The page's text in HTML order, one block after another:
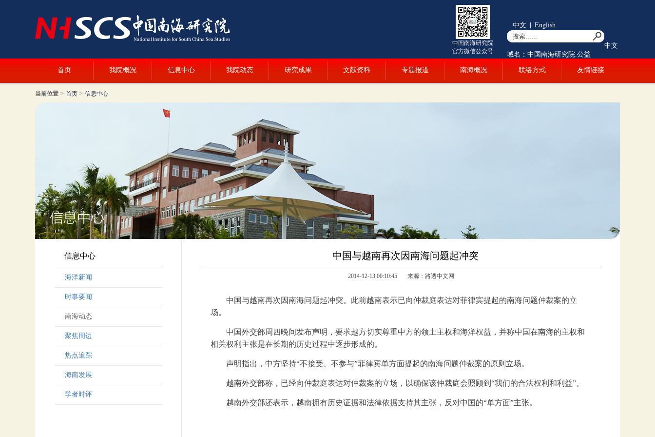
中国南海研究院
官方微信公众号
中文 | English
中文
域名：中国南海研究院.公益
首页 我院概况 信息中心 我院动态 研究成果 文献资料 专题报道 南海概况 联络方式 友情链接
当前位置 > 首页 > 信息中心
信息中心
海洋新闻
时事要闻
南海动态
聚焦周边
热点追踪
海南发展
学者时评
中国与越南再次因南海问题起冲突
2014-12-13 00:10:45 来源：路透中文网
中国与越南再次因南海问题起冲突。此前越南表示已向仲裁庭表达对菲律宾提起的南海问题仲裁案的立
场。
中国外交部周四晚间发布声明，要求越方切实尊重中方的领土主权和海洋权益，并称中国在南海的主权和
相关权利主张是在长期的历史过程中逐步形成的。
声明指出，中方坚持“不接受、不参与”菲律宾单方面提起的南海问题仲裁案的原则立场。
越南外交部称，已经向仲裁庭表达对仲裁案的立场，以确保该仲裁庭会照顾到“我们的合法权利和利益”。
越南外交部还表示，越南拥有历史证据和法律依据支持其主张，反对中国的“单方面”主张。